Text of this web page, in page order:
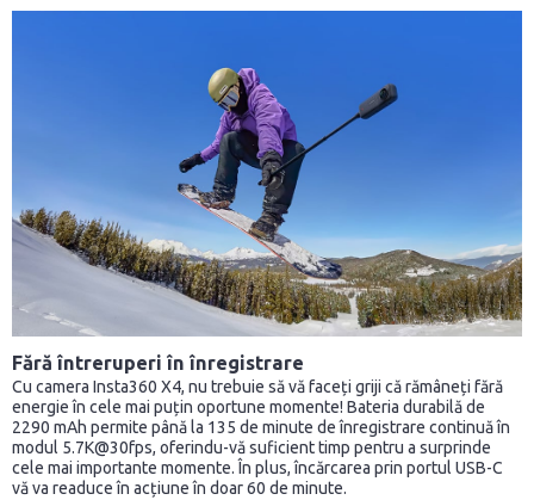
Fără întreruperi în înregistrare
Cu camera Insta360 X4, nu trebuie să vă faceți griji că rămâneți fără
energie în cele mai puțin oportune momente! Bateria durabilă de
2290 mAh permite până la 135 de minute de înregistrare continuă în
modul 5.7K@30fps, oferindu-vă suficient timp pentru a surprinde
cele mai importante momente. În plus, încărcarea prin portul USB-C
vă va readuce în acțiune în doar 60 de minute.